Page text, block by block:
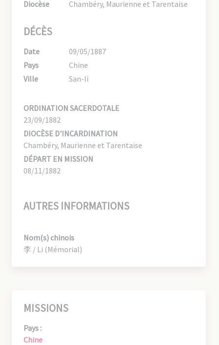
Diocèse
Chambéry, Maurienne et Tarentaise
DÉCÈS
Date
09/05/1887
Pays
Chine
Ville
San-li
ORDINATION SACERDOTALE
23/09/1882
DIOCÈSE D'INCARDINATION
Chambéry, Maurienne et Tarentaise
DÉPART EN MISSION
08/11/1882
AUTRES INFORMATIONS
Nom(s) chinois
李 / Li (Mémorial)
MISSIONS
Pays :
Chine